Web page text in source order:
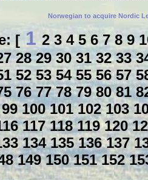
Norwegian to acquire Nordic
[ 1 23 4 5 6 7 8 9
282930313233
525354555657
767778798081
99100101102103
117118119120
134135136137
149150151152